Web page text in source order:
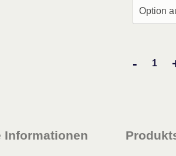
-
Effektives
Menge
Informationen